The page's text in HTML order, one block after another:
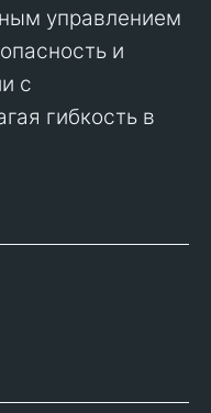
управлением
и
с
гибкость в